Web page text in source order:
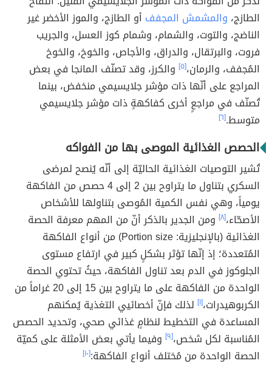
الطازج، والمشمش المجفف أو الطازج، والموز الأخضر غير
الناضج، والتوت، والشمام، وشمام كوز العسل، والجريب
فروت، والبرتقال، والدراق، والأجاص، والخوخ، والخوخ
المُجفف، والرمان،[٥]
والكرز، وقد تصنّف المانجا في بعض
المراجع على أنّها ذات مؤشر جلايسيمي منخفض، بينما
تُصنّف في مراجعٍ أخرى كفاكهةٍ ذات مؤشر جلايسيمي
متوسط.[٦]
الحصص الغذائية الموصى بها من الفواكه
تُشير التوصيات الغذائية الحاليّة إلى أنّه يُنصح لمرضى
السكري بتناول ما يتراوح بين 2 إلى 4 حصص من الفاكهة
يومياً، وهي نفس الكمية المُوصى بتناولها للأشخاص
الأصحّاء،[٨]
ومن الجدير بالذكر أنّ من المهم معرفة الحصة
الغذائية (بالإنجليزية: Portion size) من أنواع الفاكهة
المُتعددة؛ إذ إنّها تؤثر بشكلٍ كبير في ارتفاع مستوى
الجلوكوز في الدم بعد تناول الفاكهة، حيثُ تحتوي الحصة
الواحدة من الفاكهة على ما يتراوح بين 15 إلى 20 غراماً من
الكربوهيدرات،[١] لذلك فإنّ أخصائيي التغذية يُمكنهم
المساعدة في التخطيط لنظامٍ غذائي صحي، وتحديد الحصص
المُناسبة لكل شخص،[٩]
وفيما يأتي بعض الأمثلة على كميّة
الحصة الواحدة من مُختلف أنواع الفاكهة:[١٠]